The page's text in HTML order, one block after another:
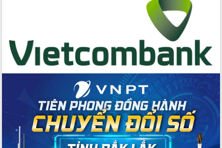
Huy giữ chức Bí thư Đảng ủy Ủy Ban
Nhân dân tỉnh
Bệnh án điện tử thúc đẩy chuyển đổi
số y tế tại Đắk Lắk
Chuyển đổi số thư viện: Mở rộng
không gian tri thức trong thời đại số
Đánh giá, rút kinh nghiệm công tác tổ
chức diễn tập trước ngày bầu cử
Chương trình “Gặp gỡ hữu nghị –
Friendship Meeting New Year 2026”